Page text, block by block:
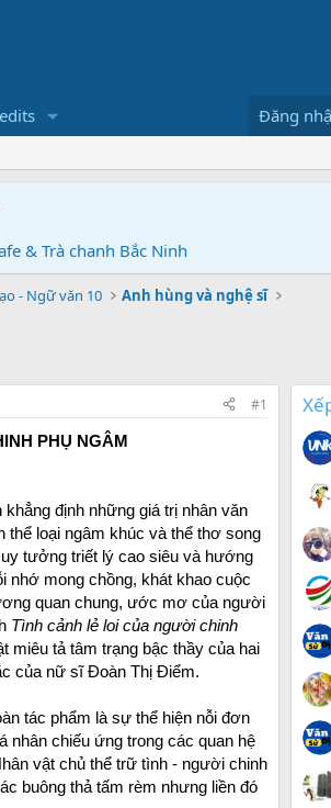
Đăng
& Trà chanh Bắc Ninh
- Ngữ văn 10 Anh hùng và nghệ sĩ
#1
PHỤ NGÂM
định những giá trị nhân văn
thể loại ngâm khúc và thể thơ song
tưởng triết lý cao siêu và hướng
nhớ mong chồng, khát khao cuộc
quan chung, ước mơ của người
Tình cảnh lẻ loi của người chinh
miêu tả tâm trạng bậc thầy của hai
của nữ sĩ Đoàn Thị Điểm.
tác phẩm là sự thể hiện nỗi đơn
chiếu ứng trong các quan hệ
vật chủ thể trữ tình - người chinh
buông thả tấm rèm nhưng liền đó